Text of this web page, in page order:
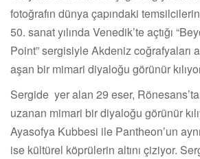
fotoğrafın dünya çapındaki
50. sanat yılında Venedik’te açtığı
Point” sergisiyle Akdeniz coğrafyaları
aşan bir mimari diyaloğu görünür
Sergide yer alan 29 eser,
uzanan mimari bir diyaloğu görünür
Ayasofya Kubbesi ile Pantheon’un
ise kültürel köprülerin altını çiziyor.